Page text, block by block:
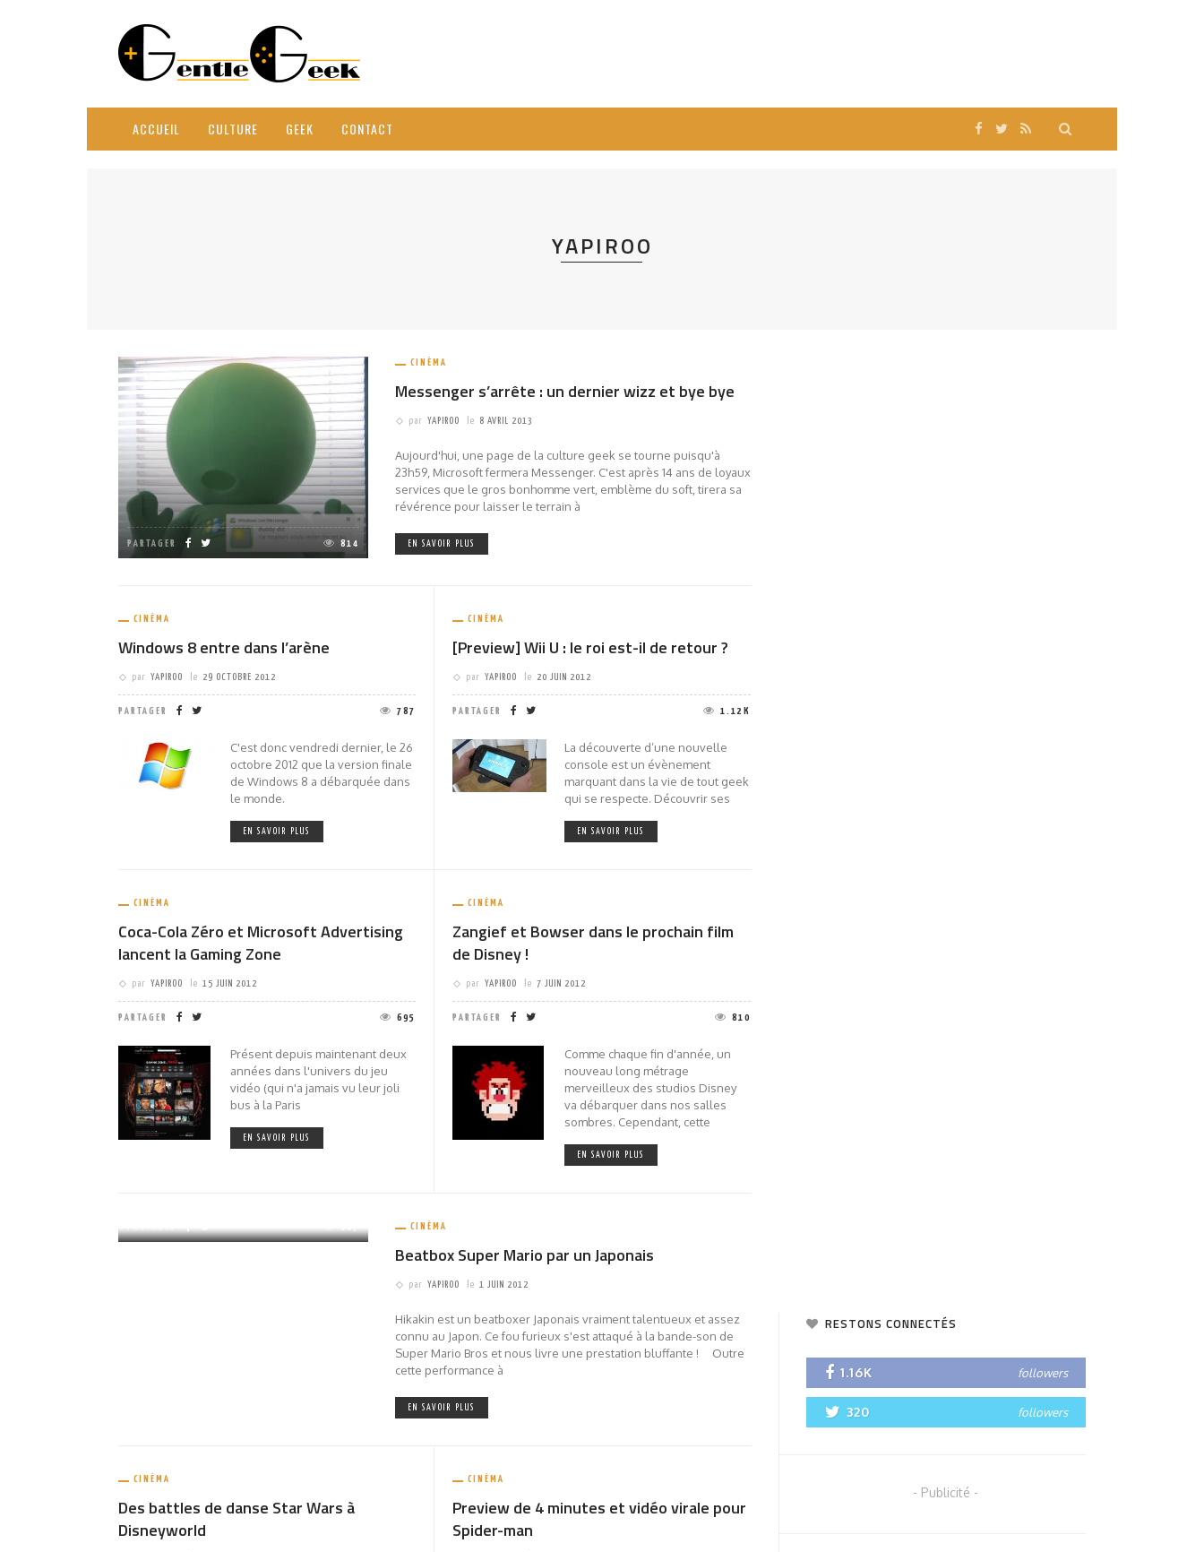
ACCUEIL CULTURE GEEK CONTACT
YAPIROO
PARTAGER 814
CINÉMA
Messenger s’arrête : un dernier wizz et bye bye
par YAPIROO le 8 AVRIL 2013
Aujourd'hui, une page de la culture geek se tourne puisqu'à
23h59, Microsoft fermera Messenger. C'est après 14 ans de loyaux
services que le gros bonhomme vert, emblème du soft, tirera sa
révérence pour laisser le terrain à
EN SAVOIR PLUS
CINÉMA
Windows 8 entre dans l’arène
par YAPIROO le 29 OCTOBRE 2012
PARTAGER 787
C'est donc vendredi dernier, le 26
octobre 2012 que la version finale
de Windows 8 a débarquée dans
le monde.
EN SAVOIR PLUS
CINÉMA
[Preview] Wii U : le roi est-il de retour ?
par YAPIROO le 20 JUIN 2012
PARTAGER 1.12K
La découverte d’une nouvelle
console est un évènement
marquant dans la vie de tout geek
qui se respecte. Découvrir ses
EN SAVOIR PLUS
CINÉMA
Coca-Cola Zéro et Microsoft Advertising
lancent la Gaming Zone
par YAPIROO le 15 JUIN 2012
PARTAGER 695
Présent depuis maintenant deux
années dans l'univers du jeu
vidéo (qui n'a jamais vu leur joli
bus à la Paris
EN SAVOIR PLUS
CINÉMA
Zangief et Bowser dans le prochain film
de Disney !
par YAPIROO le 7 JUIN 2012
PARTAGER 810
Comme chaque fin d'année, un
nouveau long métrage
merveilleux des studios Disney
va débarquer dans nos salles
sombres. Cependant, cette
EN SAVOIR PLUS
CINÉMA
Beatbox Super Mario par un Japonais
par YAPIROO le 1 JUIN 2012
Hikakin est un beatboxer Japonais vraiment talentueux et assez
connu au Japon. Ce fou furieux s'est attaqué à la bande-son de
Super Mario Bros et nous livre une prestation bluffante ! Outre
cette performance à
EN SAVOIR PLUS
CINÉMA
Des battles de danse Star Wars à
Disneyworld
CINÉMA
Preview de 4 minutes et vidéo virale pour
Spider-man
RESTONS CONNECTÉS
1.16K followers
320 followers
- Publicité -